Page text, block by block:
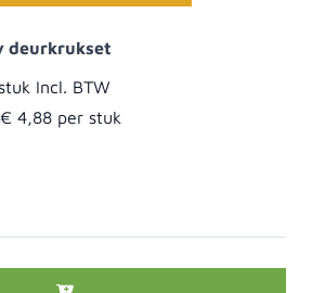
deurkrukset
€ 4,88